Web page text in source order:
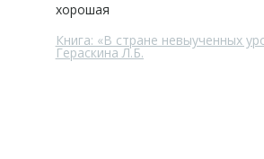
хорошая
Книга: «В стране невыученных
Гераскина Л.Б.